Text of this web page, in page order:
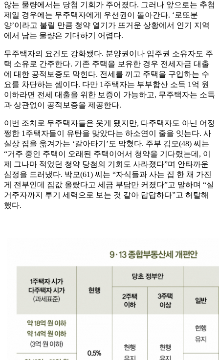
않는 물량에서는 당첨 기회가 주어졌다. 그러나 앞으로는 추첨
제일 경우에는 무주택자에게 우선권이 돌아간다. ‘로또분
양’이라고 불릴 만큼 청약 열기가 뜨거운 상황에서 인기 지역
에서 남는 물량은 기대하기 어렵다.
무주택자의 요건도 강화됐다. 분양권이나 입주권 소유자도 주
택 소유로 간주한다. 기존 주택을 보유한 경우 전세자금 대출
에 대한 공적보증도 막힌다. 전세를 끼고 주택을 구입하는 수
요를 차단하는 셈이다. 다만 1주택자는 부부합산 소득 1억 원
이하라면 전세 대출을 위한 보증이 가능하고, 무주택자는 소득
과 상관없이 공적보증을 제공한다.
이번 조치로 무주택자들은 웃게 됐지만, 다주택자도 아닌 어정
쩡한 1주택자들이 유탄을 맞았다는 하소연이 줄을 잇는다. 사
실상 집을 옮겨가는 ‘갈아타기’도 막혔다. 주부 김모(48) 씨는
“거주 중인 주택이 오래된 주택이어서 청약을 기다렸는데, 이
제 그나마 적었던 청약 당첨의 기회도 사라졌다”며 안타까운
심정을 드러냈다. 박모(61) 씨는 “자식들과 사는 집 한 채 가진
게 전부인데 집값 올랐다고 세금 부담만 커졌다”고 말하며 “실
거주자까지 투기 세력으로 보는 것 같아 답답하다”고 허탈해
했다.